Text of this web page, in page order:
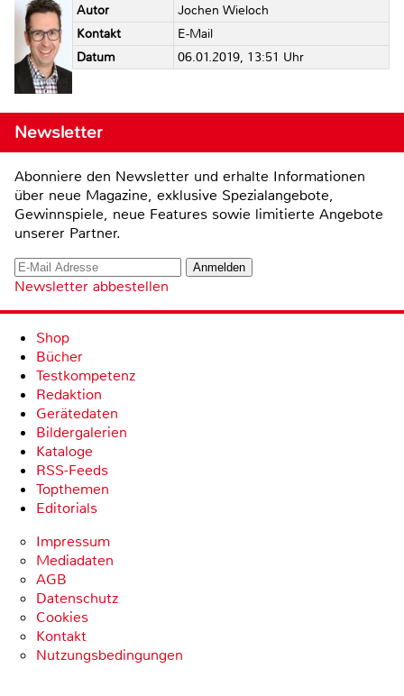
Autor
Jochen Wieloch
Kontakt
E-Mail
Datum
06.01.2019, 13:51 Uhr
Newsletter
Abonniere den Newsletter und erhalte Informationen
über neue Magazine, exklusive Spezialangebote,
Gewinnspiele, neue Features sowie limitierte Angebote
unserer Partner.
Newsletter abbestellen
Shop
Bücher
Testkompetenz
Redaktion
Gerätedaten
Bildergalerien
Kataloge
RSS-Feeds
Topthemen
Editorials
Impressum
Mediadaten
AGB
Datenschutz
Cookies
Kontakt
Nutzungsbedingungen